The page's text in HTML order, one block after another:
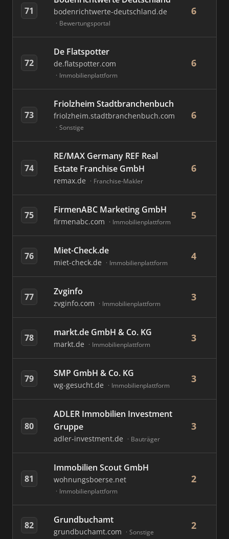
71 bodenrichtwerte-deutschland.de
Bewertungsportal
6
72
De Flatspotter
de.flatspotter.com
Immobilienplattform
6
73
Friolzheim Stadtbranchenbuch
friolzheim.stadtbranchenbuch.com
Sonstige
6
74
RE/MAX Germany REF Real
Estate Franchise GmbH
remax.de Franchise-Makler
6
75 FirmenABC Marketing GmbH
firmenabc.com Immobilienplattform
5
76 Miet-Check.de
miet-check.de Immobilienplattform
4
77 Zvginfo
zvginfo.com Immobilienplattform
3
78 markt.de GmbH & Co. KG
markt.de Immobilienplattform
3
79 SMP GmbH & Co. KG
wg-gesucht.de Immobilienplattform
3
80
ADLER Immobilien Investment
Gruppe
adler-investment.de Bauträger
3
81
Immobilien Scout GmbH
wohnungsboerse.net
Immobilienplattform
2
82 Grundbuchamt
grundbuchamt.com Sonstige
2